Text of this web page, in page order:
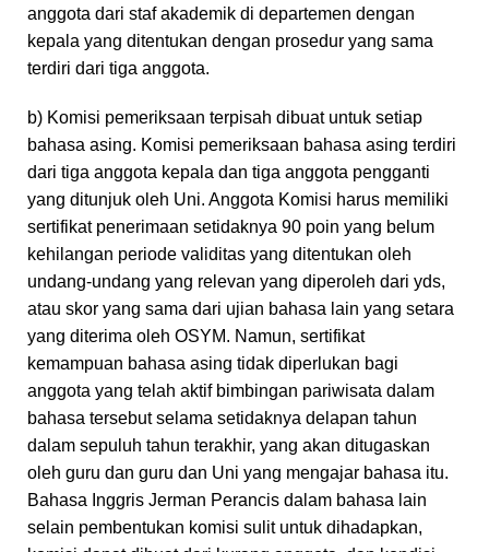
anggota dari staf akademik di departemen dengan
kepala yang ditentukan dengan prosedur yang sama
terdiri dari tiga anggota.
b) Komisi pemeriksaan terpisah dibuat untuk setiap
bahasa asing. Komisi pemeriksaan bahasa asing terdiri
dari tiga anggota kepala dan tiga anggota pengganti
yang ditunjuk oleh Uni. Anggota Komisi harus memiliki
sertifikat penerimaan setidaknya 90 poin yang belum
kehilangan periode validitas yang ditentukan oleh
undang-undang yang relevan yang diperoleh dari yds,
atau skor yang sama dari ujian bahasa lain yang setara
yang diterima oleh OSYM. Namun, sertifikat
kemampuan bahasa asing tidak diperlukan bagi
anggota yang telah aktif bimbingan pariwisata dalam
bahasa tersebut selama setidaknya delapan tahun
dalam sepuluh tahun terakhir, yang akan ditugaskan
oleh guru dan guru dan Uni yang mengajar bahasa itu.
Bahasa Inggris Jerman Perancis dalam bahasa lain
selain pembentukan komisi sulit untuk dihadapkan,